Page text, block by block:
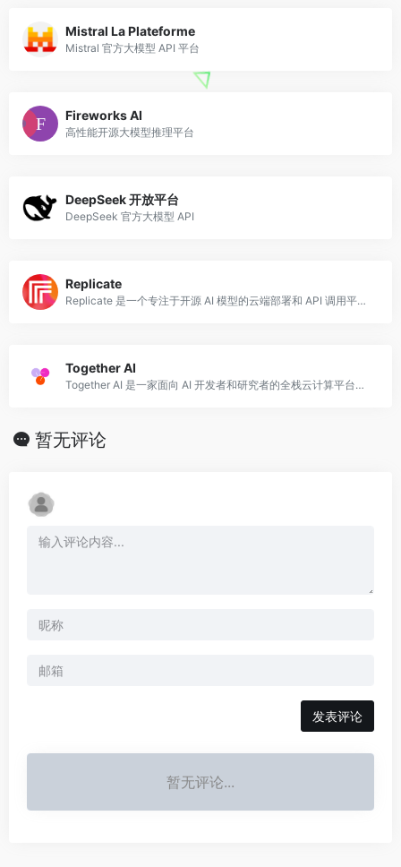
Mistral La Plateforme
Mistral 官方大模型 API 平台
Fireworks AI
高性能开源大模型推理平台
DeepSeek 开放平台
DeepSeek 官方大模型 API
Replicate
Replicate 是一个专注于开源 AI 模型的云端部署和 API 调用平台，用户可以通过简单的 API 调用或 Web 界面直接运行数千个开源 AI 模型，
Together AI
Together AI 是一家面向 AI 开发者和研究者的全栈云计算平台，核心服务包括开源模型的高速推理 API、自定义模型微调（Fine-tuning）、GP
暂无评论
发表评论
暂无评论...